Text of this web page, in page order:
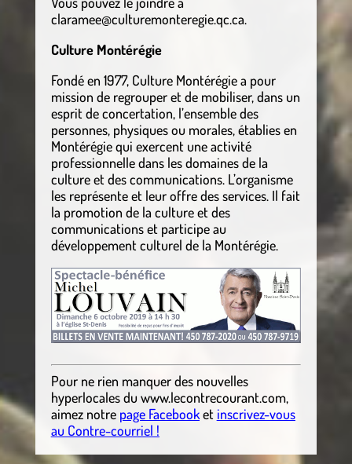
claramee@culturemonteregie.qc.ca.
Culture Montérégie
Fondé en 1977, Culture Montérégie a pour
mission de regrouper et de mobiliser, dans un
esprit de concertation, l’ensemble des
personnes, physiques ou morales, établies en
Montérégie qui exercent une activité
professionnelle dans les domaines de la
culture et des communications. L’organisme
les représente et leur offre des services. Il fait
la promotion de la culture et des
communications et participe au
développement culturel de la Montérégie.
Pour ne rien manquer des nouvelles
hyperlocalesdu www.lecontrecourant.com,
aimez notre page Facebooket inscrivez-vous
au Contre-courriel !